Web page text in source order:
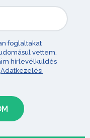
foglaltakat
vettem.
hírlevélküldés
Adatkezelési